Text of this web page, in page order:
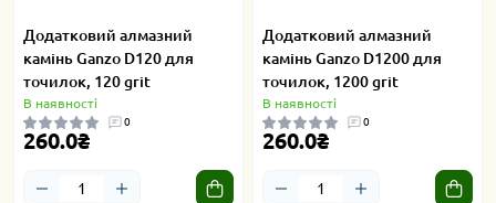
Додатковий алмазний
камінь Ganzo D120 для
точилок, 120 grit
В наявності
0
260.0₴
Додатковий алмазний
камінь Ganzo D1200 для
точилок, 1200 grit
В наявності
0
260.0₴